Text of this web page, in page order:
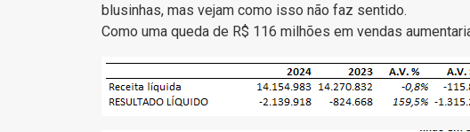
blusinhas, mas vejam como isso não faz sentido.
Como uma queda de R$ 116 milhões em vendas